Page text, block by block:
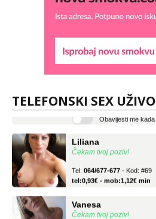
TELEFONSKI SEX UŽIVO
tel:0,93€ - mob:1,12€ min
Čekam tvoj poziv!
tel:0,93€ - mob:1,12€ min
Čekam tvoj poziv!